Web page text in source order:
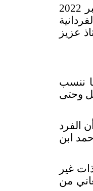
بشراكة مع بيت الحكمة ومقاطعة عين الشق، افتتحت مؤسسة منصات للدراسات والأبحاث الاجتماعية يومه الجمعة 16 شتنبر 2022
عزيز
ننسب
وحتى
الفرد
ابن
غير
من